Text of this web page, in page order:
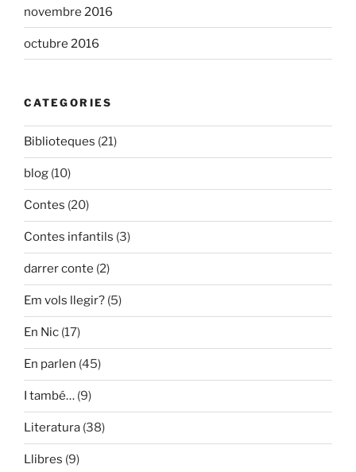
novembre 2016
octubre 2016
CATEGORIES
Biblioteques (21)
blog (10)
Contes (20)
Contes infantils (3)
darrer conte (2)
Em vols llegir? (5)
En Nic (17)
En parlen (45)
I també… (9)
Literatura (38)
Llibres (9)